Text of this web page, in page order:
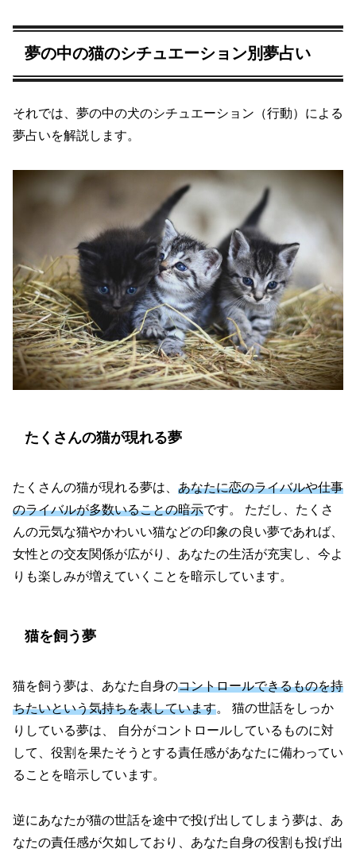
夢の中の猫のシチュエーション別夢占い
それでは、夢の中の犬のシチュエーション（行動）による
夢占いを解説します。
たくさんの猫が現れる夢
たくさんの猫が現れる夢は、 あなたに恋のライバルや仕事
のライバルが多数いることの暗示です。 ただし、たくさ
んの元気な猫やかわいい猫などの印象の良い夢であれば、
女性との交友関係が広がり、あなたの生活が充実し、今よ
りも楽しみが増えていくことを暗示しています。
猫を飼う夢
猫を飼う夢は、あなた自身のコントロールできるものを持
ちたいという気持ちを表しています。 猫の世話をしっか
りしている夢は、 自分がコントロールしているものに対
して、役割を果たそうとする責任感があなたに備わってい
ることを暗示しています。
逆にあなたが猫の世話を途中で投げ出してしまう夢は、あ
なたの責任感が欠如しており、あなた自身の役割も投げ出